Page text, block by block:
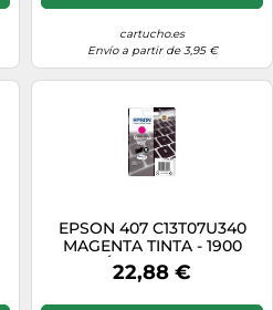
cartucho.es
Envío a partir de 3,95 €
EPSON 407 C13T07U340
MAGENTA TINTA - 1900
PÁGINAS PARA
WORKFORCE PRO WF-4745
22,88 €